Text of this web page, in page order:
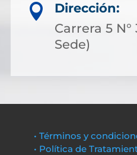

Dirección:
Carrera 5 N°
Sede)
• Términos y
• Política de